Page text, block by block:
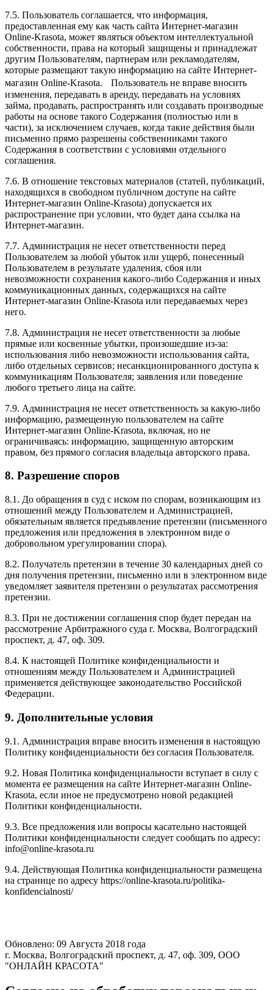
7.5. Пользователь соглашается, что информация,
предоставленная ему как часть сайта Интернет-магазин
Online-Krasota, может являться объектом интеллектуальной
собственности, права на который защищены и принадлежат
другим Пользователям, партнерам или рекламодателям,
которые размещают такую информацию на сайте Интернет-
магазин Online-Krasota. Пользователь не вправе вносить
изменения, передавать в аренду, передавать на условиях
займа, продавать, распространять или создавать производные
работы на основе такого Содержания (полностью или в
части), за исключением случаев, когда такие действия были
письменно прямо разрешены собственниками такого
Содержания в соответствии с условиями отдельного
соглашения.
7.6. В отношение текстовых материалов (статей, публикаций,
находящихся в свободном публичном доступе на сайте
Интернет-магазин Online-Krasota) допускается их
распространение при условии, что будет дана ссылка на
Интернет-магазин.
7.7. Администрация не несет ответственности перед
Пользователем за любой убыток или ущерб, понесенный
Пользователем в результате удаления, сбоя или
невозможности сохранения какого-либо Содержания и иных
коммуникационных данных, содержащихся на сайте
Интернет-магазин Online-Krasota или передаваемых через
него.
7.8. Администрация не несет ответственности за любые
прямые или косвенные убытки, произошедшие из-за:
использования либо невозможности использования сайта,
либо отдельных сервисов; несанкционированного доступа к
коммуникациям Пользователя; заявления или поведение
любого третьего лица на сайте.
7.9. Администрация не несет ответственность за какую-либо
информацию, размещенную пользователем на сайте
Интернет-магазин Online-Krasota, включая, но не
ограничиваясь: информацию, защищенную авторским
правом, без прямого согласия владельца авторского права.
8. Разрешение споров
8.1. До обращения в суд с иском по спорам, возникающим из
отношений между Пользователем и Администрацией,
обязательным является предъявление претензии (письменного
предложения или предложения в электронном виде о
добровольном урегулировании спора).
8.2. Получатель претензии в течение 30 календарных дней со
дня получения претензии, письменно или в электронном виде
уведомляет заявителя претензии о результатах рассмотрения
претензии.
8.3. При не достижении соглашения спор будет передан на
рассмотрение Арбитражного суда г. Москва, Волгоградский
проспект, д. 47, оф. 309.
8.4. К настоящей Политике конфиденциальности и
отношениям между Пользователем и Администрацией
применяется действующее законодательство Российской
Федерации.
9. Дополнительные условия
9.1. Администрация вправе вносить изменения в настоящую
Политику конфиденциальности без согласия Пользователя.
9.2. Новая Политика конфиденциальности вступает в силу с
момента ее размещения на сайте Интернет-магазин Online-
Krasota, если иное не предусмотрено новой редакцией
Политики конфиденциальности.
9.3. Все предложения или вопросы касательно настоящей
Политики конфиденциальности следует сообщать по адресу:
info@online-krasota.ru
9.4. Действующая Политика конфиденциальности размещена
на странице по адресу https://online-krasota.ru/politika-
konfidencialnosti/
Обновлено: 09 Августа 2018 года
г. Москва, Волгоградский проспект, д. 47, оф. 309, ООО
"ОНЛАЙН КРАСОТА"